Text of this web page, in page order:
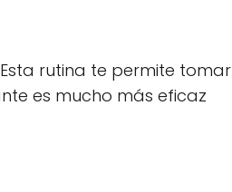
rutina te permite tomar
es mucho más eficaz